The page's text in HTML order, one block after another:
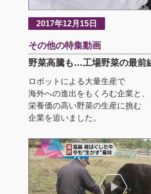
2017年12月15日
その他の特集動画
野菜高騰も…工場野菜の最前
ロボットによる大量生産で
海外への進出をもくろむ企業と、
栄養価の高い野菜の生産に挑む
企業を追いました。